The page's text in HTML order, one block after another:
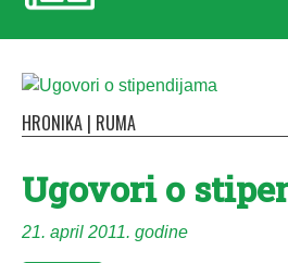
HRONIKA | RUMA
Ugovori o
21. april 2011. godine